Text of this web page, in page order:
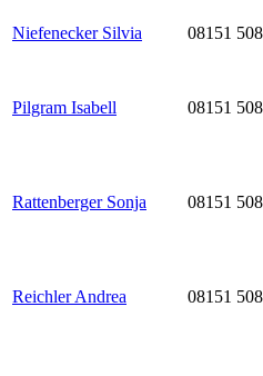
Niefenecker Silvia 08151
Pilgram Isabell 08151
Rattenberger Sonja 08151
Reichler Andrea 08151